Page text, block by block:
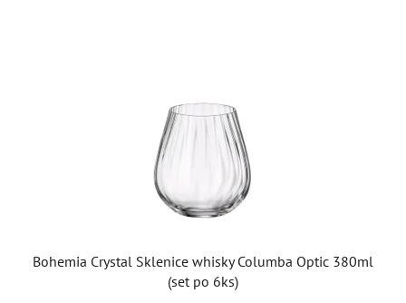
Bohemia Crystal Sklenice whisky Columba Optic 380ml
(set po 6ks)